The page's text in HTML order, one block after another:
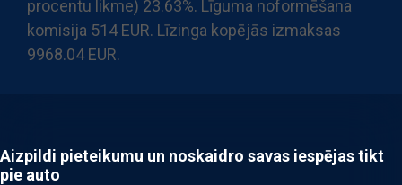
procentu likme) 23.63%. Līguma noformēšana
komisija 514 EUR. Līzinga kopējās izmaksas
9968.04 EUR.
Aizpildi pieteikumu un noskaidro savas iespējas tikt
pie auto